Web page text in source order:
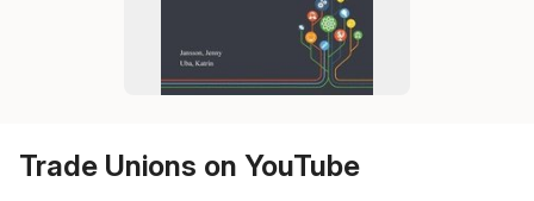
Trade Unions on YouTube